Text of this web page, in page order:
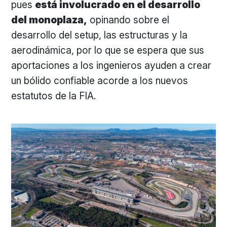
pues está involucrado en el desarrollo
del monoplaza, opinando sobre el
desarrollo del setup, las estructuras y la
aerodinámica, por lo que se espera que sus
aportaciones a los ingenieros ayuden a crear
un bólido confiable acorde a los nuevos
estatutos de la FIA.